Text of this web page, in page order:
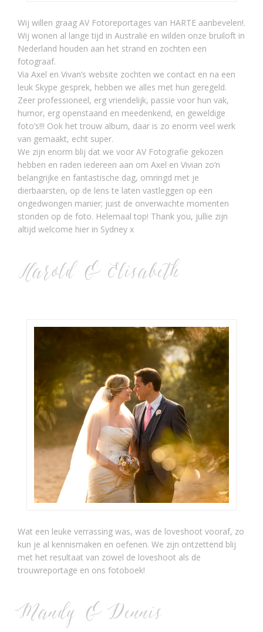
Wij willen graag AV Fotoreportages van HARTE aanbevelen!.
Wij wonen al lange tijd in Australië en wilden onze bruiloft in
Nederland houden aan het strand en zochten een
fotograaf.
Via Axel en Vivan’s website zochten we contact en na een
leuk Skype gesprek, hebben we alles met hun geregeld.
Zeer professioneel, erg vriendelijk, passie voor hun vak,
humor, erg openstaand en meedenkend, en geweldige
foto’s!!! Ook het trouw album, daar is zo enorm veel werk
van gemaakt, echt super.
We zijn enorm blij dat we voor AV Fotografie gekozen
hebben en raden iedereen aan om Axel en Vivian zo’n
belangrijke en fantastische dag, omringd met je
dierbaarsten, op de lens te laten vastleggen op een
ongedwongen manier; juist de onverwachte momenten
stonden op de foto. Helemaal top! Thank you, jullie zijn
altijd welcome hier in Sydney x
Harold & Elisabeth
Wat een leuke verrassing was, was de loveshoot vooraf, zo
kun je al kennismaken en oefenen. We zijn ontzettend blij
met het resultaat van zowel de loveshoot als de
trouwreportage en ons fotoboek!
Mandy & Dennis